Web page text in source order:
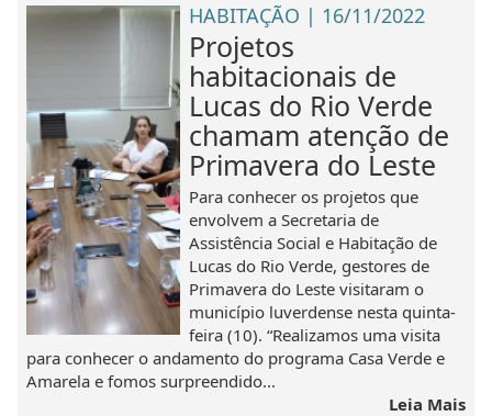
HABITAÇÃO | 16/11/2022
Projetos
habitacionais de
Lucas do Rio Verde
chamam atenção de
Primavera do Leste
Para conhecer os projetos que
envolvem a Secretaria de
Assistência Social e Habitação de
Lucas do Rio Verde, gestores de
Primavera do Leste visitaram o
município luverdense nesta quinta-
feira (10). “Realizamos uma visita
para conhecer o andamento do programa Casa Verde e
Amarela e fomos surpreendido...
Leia Mais